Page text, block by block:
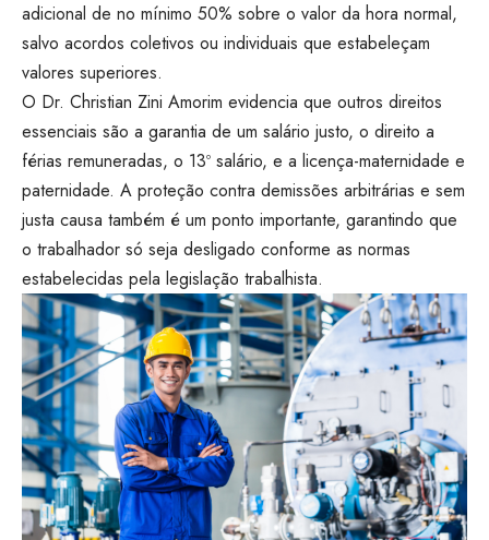
adicional de no mínimo 50% sobre o valor da hora normal,
salvo acordos coletivos ou individuais que estabeleçam
valores superiores.
O Dr. Christian Zini Amorim evidencia que outros direitos
essenciais são a garantia de um salário justo, o direito a
férias remuneradas, o 13º salário, e a licença-maternidade e
paternidade. A proteção contra demissões arbitrárias e sem
justa causa também é um ponto importante, garantindo que
o trabalhador só seja desligado conforme as normas
estabelecidas pela legislação trabalhista.